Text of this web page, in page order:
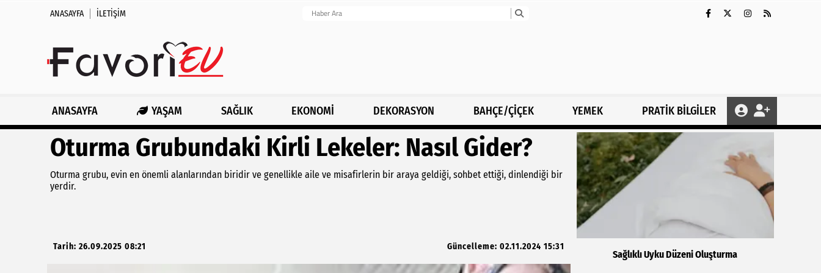
ANASAYFA İLETIŞIM
ANASAYFA YAŞAM SAĞLIK EKONOMİ DEKORASYON BAHÇE/ÇİÇEK YEMEK PRATİK BİLGİLER
Oturma Grubundaki Kirli Lekeler: Nasıl Gider?
Oturma grubu, evin en önemli alanlarından biridir ve genellikle aile ve misafirlerin bir araya geldiği, sohbet ettiği, dinlendiği bir
yerdir.
Tarih: 26.09.2025 08:21 Güncelleme: 02.11.2024 15:31
Sağlıklı Uyku Düzeni Oluşturma